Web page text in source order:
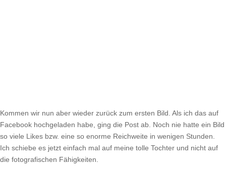
Kommen wir nun aber wieder zurück zum ersten Bild. Als ich das auf
Facebook hochgeladen habe, ging die Post ab. Noch nie hatte ein Bild
so viele Likes bzw. eine so enorme Reichweite in wenigen Stunden.
Ich schiebe es jetzt einfach mal auf meine tolle Tochter und nicht auf
die fotografischen Fähigkeiten.